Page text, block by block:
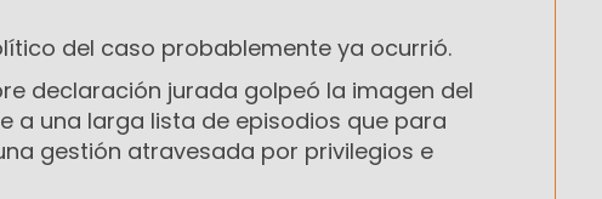
del caso probablemente ya ocurrió.
declaración jurada golpeó la imagen del
a una larga lista de episodios que para
gestión atravesada por privilegios e